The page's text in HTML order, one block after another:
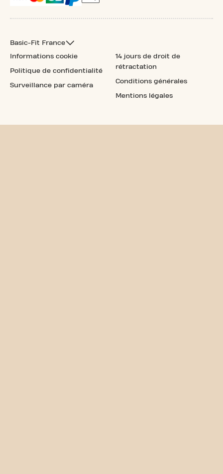
Basic-Fit France
Informations cookie
Politique de confidentialité
Surveillance par caméra
14 jours de droit de
rétractation
Conditions générales
Mentions légales